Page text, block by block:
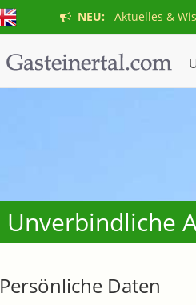
NEU: Aktuelles &
Unverbindliche
Persönliche Daten